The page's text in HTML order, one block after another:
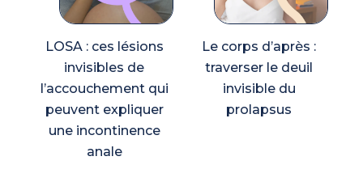
LOSA : ces lésions
invisibles de
l’accouchement qui
peuvent expliquer
une incontinence
anale
Le corps d’après :
traverser le deuil
invisible du
prolapsus